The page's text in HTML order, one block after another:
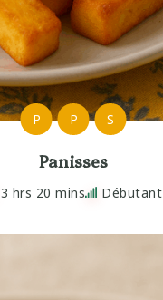
P P S
Panisses
3 hrs 20 mins Débutant